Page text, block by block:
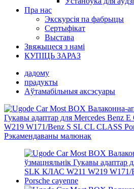
Пра нас
Экскурсія па фабрыцы
Сертыфікат
Выстава
Звяжыцеся з намі
КУПІЦЬ ЗАРАЗ
дадому
прадукты
Аўтамабільныя аксэсуары